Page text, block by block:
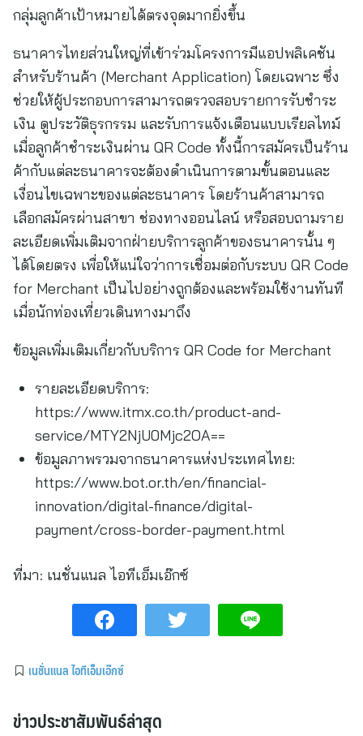
กลุ่มลูกค้าเป้าหมายได้ตรงจุดมากยิ่งขึ้น
ธนาคารไทยส่วนใหญ่ที่เข้าร่วมโครงการมีแอปพลิเคชัน
สำหรับร้านค้า (Merchant Application) โดยเฉพาะ ซึ่ง
ช่วยให้ผู้ประกอบการสามารถตรวจสอบรายการรับชำระ
เงิน ดูประวัติธุรกรรม และรับการแจ้งเตือนแบบเรียลไทม์
เมื่อลูกค้าชำระเงินผ่าน QR Code ทั้งนี้การสมัครเป็นร้าน
ค้ากับแต่ละธนาคารจะต้องดำเนินการตามขั้นตอนและ
เงื่อนไขเฉพาะของแต่ละธนาคาร โดยร้านค้าสามารถ
เลือกสมัครผ่านสาขา ช่องทางออนไลน์ หรือสอบถามราย
ละเอียดเพิ่มเติมจากฝ่ายบริการลูกค้าของธนาคารนั้น ๆ
ได้โดยตรง เพื่อให้แน่ใจว่าการเชื่อมต่อกับระบบ QR Code
for Merchant เป็นไปอย่างถูกต้องและพร้อมใช้งานทันที
เมื่อนักท่องเที่ยวเดินทางมาถึง
ข้อมูลเพิ่มเติมเกี่ยวกับบริการ QR Code for Merchant
รายละเอียดบริการ:
https://www.itmx.co.th/product-and-
service/MTY2NjU0Mjc2OA==
ข้อมูลภาพรวมจากธนาคารแห่งประเทศไทย:
https://www.bot.or.th/en/financial-
innovation/digital-finance/digital-
payment/cross-border-payment.html
ที่มา: เนชั่นแนล ไอทีเอ็มเอ๊กซ์
เนชั่นแนล ไอทีเอ็มเอ๊กซ์
ข่าวประชาสัมพันธ์ล่าสุด